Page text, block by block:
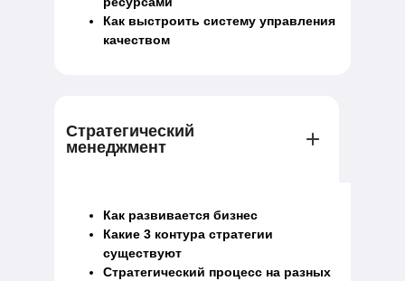
Как выстроить систему управления
качеством
Стратегический
менеджмент
Как развивается бизнес
Какие 3 контура стратегии
существуют
Стратегический процесс на разных